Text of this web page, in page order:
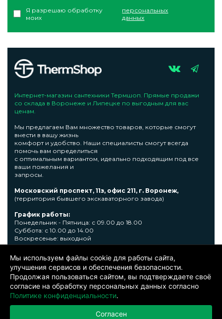
Я разрешаю обработку
моих
персональных
данных
Интернет-магазин сантехники Термшоп. Прямые продажи
со склада в Воронеже и Липецке по выгодным для вас
ценам.
Мы предлагаем Вам множество товаров, которые смогут
внести в вашу жизнь
комфорт и удобство. Наши специалисты смогут всегда
помочь вам определиться
с оптимальным вариантом, идеально подходящим под все
ваши пожелания и
запросы.
Московский проспект, 11з, офис 211, г. Воронеж,
(территория бывшего экскаваторного завода)
График работы:
Понедельник - Пятница: с 09.00 до 18.00
Суббота: с 10.00 до 14.00
Воскресенье: выходной
Узнать подробную информациювы сможете по телефону +7
473 300-31-39 или E-mail: sale@thermshop.ru
© 2024. ООО «Термшоп». Все права защищены. Политика
конфиденциальности. Информация представленная на сайте не
является публичной офертой. Окончательную цену уточняйте у
менеджера по телефону: +7 473 300-31-39.Производитель представленной
предварительного уведомления.
Мы используем файлы cookie для работы сайта,
улучшения сервисов и обеспечения безопасности.
Продолжая пользоваться сайтом, вы подтверждаете своё
согласие на обработку персональных данных согласно
Политике конфиденциальности.
Согласен